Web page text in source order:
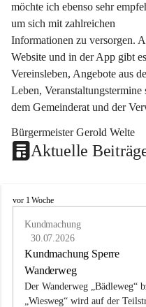
möchte ich ebenso sehr
um sich mit zahlreichen
Informationen zu versorgen.
Website und in der App gibt
Vereinsleben, Angebote aus
Leben,
dem Gemeinderat und der
Bürgermeister Gerold Welte
Aktuelle
L
vor 1 Woche
Kundmachung
30.07.2026
Kundmachung Sperre
Wanderweg
Der Wanderweg „Bädleweg“
„Wiesweg“ wird auf der